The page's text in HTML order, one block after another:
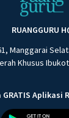
RUANGGURU
Manggarai
Khusus
GRATIS Aplikasi